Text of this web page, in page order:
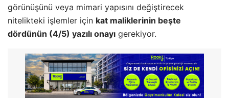
görünüşünü veya mimari yapısını değiştirecek
nitelikteki işlemler için kat maliklerinin beşte
dördünün (4/5) yazılı onayı gerekiyor.